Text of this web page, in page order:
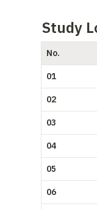
Study
No.
01
02
03
04
05
06